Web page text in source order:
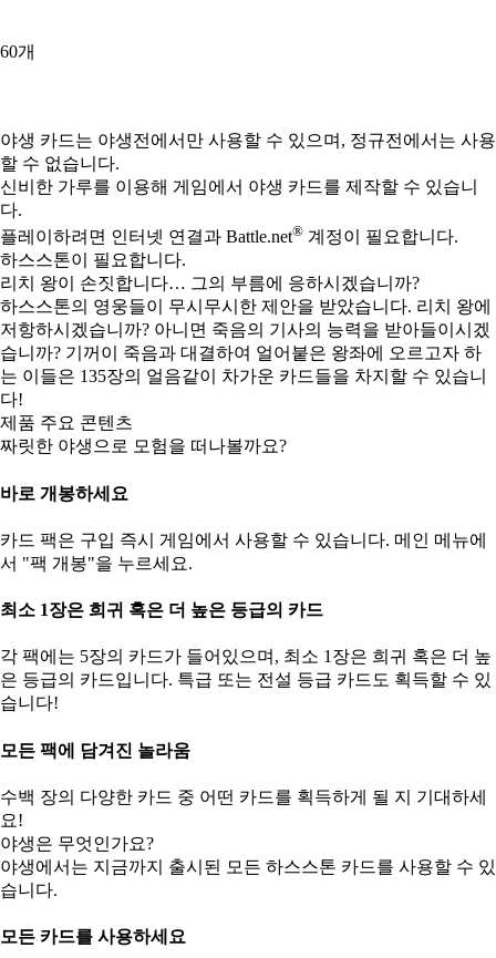
60개
Available actions
야생 카드는 야생전에서만 사용할 수 있으며, 정규전에서는 사용
할 수 없습니다.
신비한 가루를 이용해 게임에서 야생 카드를 제작할 수 있습니
다.
플레이하려면 인터넷 연결과 Battle.net® 계정이 필요합니다.
하스스톤이 필요합니다.
리치 왕이 손짓합니다… 그의 부름에 응하시겠습니까?
하스스톤의 영웅들이 무시무시한 제안을 받았습니다. 리치 왕에
저항하시겠습니까? 아니면 죽음의 기사의 능력을 받아들이시겠
습니까? 기꺼이 죽음과 대결하여 얼어붙은 왕좌에 오르고자 하
는 이들은 135장의 얼음같이 차가운 카드들을 차지할 수 있습니
다!
제품 주요 콘텐츠
짜릿한 야생으로 모험을 떠나볼까요?
바로 개봉하세요
카드 팩은 구입 즉시 게임에서 사용할 수 있습니다. 메인 메뉴에
서 "팩 개봉"을 누르세요.
최소 1장은 희귀 혹은 더 높은 등급의 카드
각 팩에는 5장의 카드가 들어있으며, 최소 1장은 희귀 혹은 더 높
은 등급의 카드입니다. 특급 또는 전설 등급 카드도 획득할 수 있
습니다!
모든 팩에 담겨진 놀라움
수백 장의 다양한 카드 중 어떤 카드를 획득하게 될 지 기대하세
요!
야생은 무엇인가요?
야생에서는 지금까지 출시된 모든 하스스톤 카드를 사용할 수 있
습니다.
모든 카드를 사용하세요